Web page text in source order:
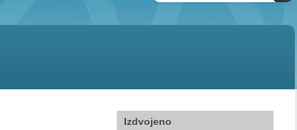
Izdvojeno